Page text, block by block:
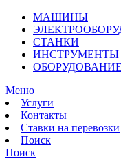
МАШИНЫ
СТАНКИ
Меню
Услуги
Контакты
Ставки на перевозки
Поиск
Поиск